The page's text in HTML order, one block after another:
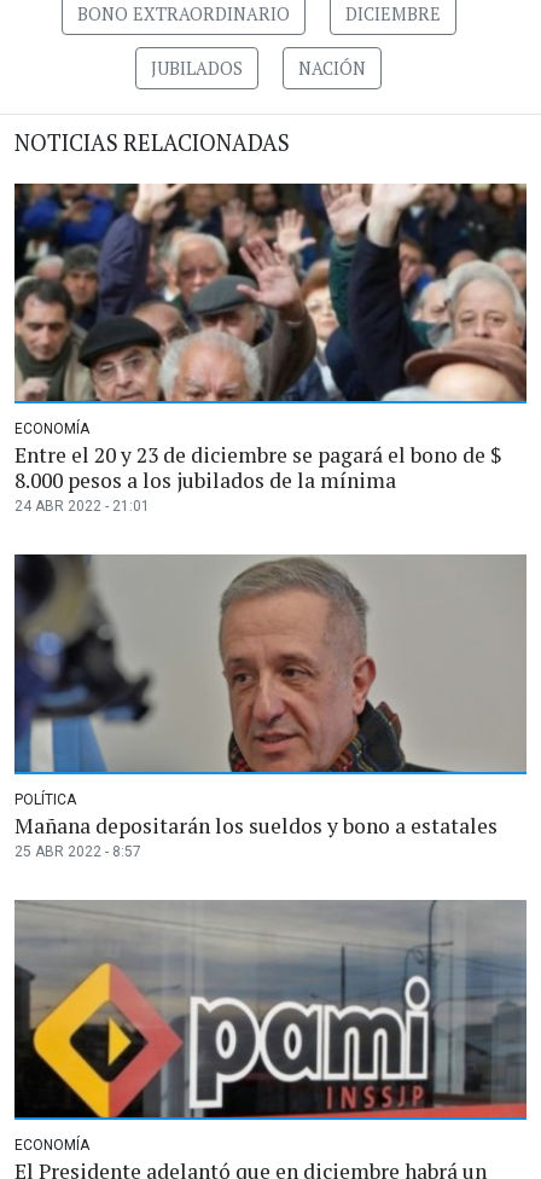
BONO EXTRAORDINARIO DICIEMBRE
JUBILADOS NACIÓN
NOTICIAS RELACIONADAS
ECONOMÍA
Entre el 20 y 23 de diciembre se pagará el bono de $
8.000 pesos a los jubilados de la mínima
24 ABR 2022 - 21:01
POLÍTICA
Mañana depositarán los sueldos y bono a estatales
25 ABR 2022 - 8:57
ECONOMÍA
El Presidente adelantó que en diciembre habrá un